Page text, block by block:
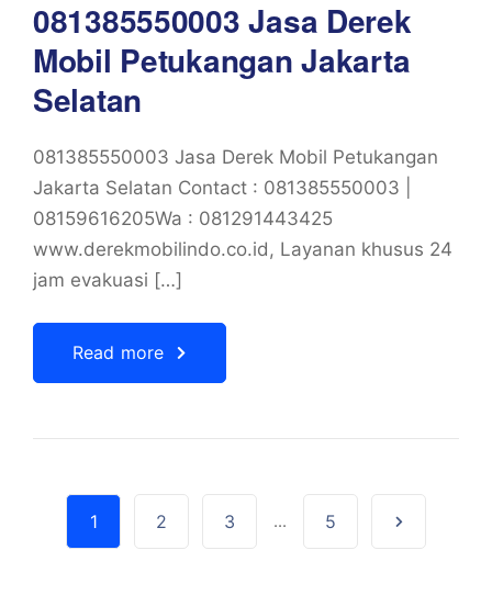
081385550003 Jasa Derek
Mobil Petukangan Jakarta
Selatan
081385550003 Jasa Derek Mobil Petukangan
Jakarta Selatan Contact : 081385550003 |
08159616205Wa : 081291443425
www.derekmobilindo.co.id, Layanan khusus 24
jam evakuasi […]
Read more
1 2 3 ... 5